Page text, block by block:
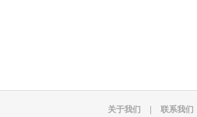
关于我们 联系我们